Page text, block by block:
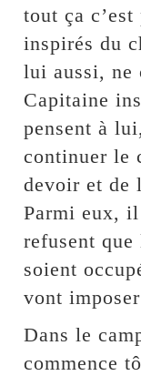
tout ça
inspirés du
lui aussi, ne
Capitaine
pensent à
continuer le
devoir et de
Parmi eux,
refusent que
soient
vont
Dans le
commence